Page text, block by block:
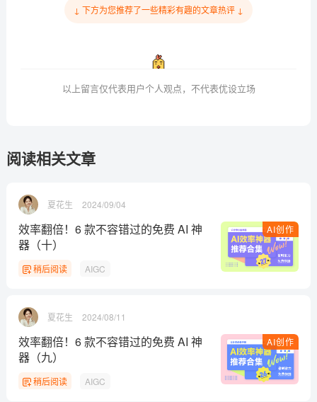
↓ 下方为您推荐了一些精彩有趣的文章热评 ↓
以上留言仅代表用户个人观点，不代表优设立场
阅读相关文章
夏花生 2024/09/04
AI创作
效率翻倍！6 款不容错过的免费 AI 神
器（十）
稍后阅读 AIGC
夏花生 2024/08/11
AI创作
效率翻倍！6 款不容错过的免费 AI 神
器（九）
稍后阅读 AIGC